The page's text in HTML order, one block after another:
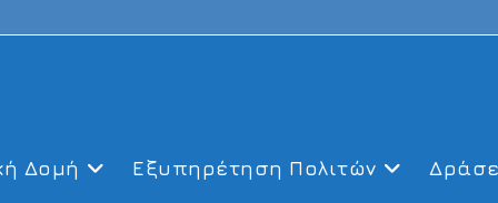
Δομή Εξυπηρέτηση Πολιτών